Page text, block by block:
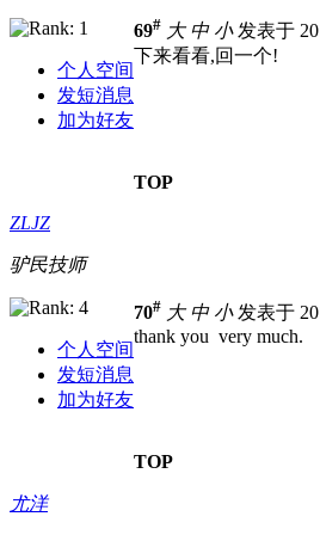
个人空间
发短消息
加为好友
69# 大 中 小发表于
下来看看,回一个!
TOP
ZLJZ
驴民技师
个人空间
发短消息
加为好友
70# 大 中 小发表于
thank you very much.
TOP
尤洋